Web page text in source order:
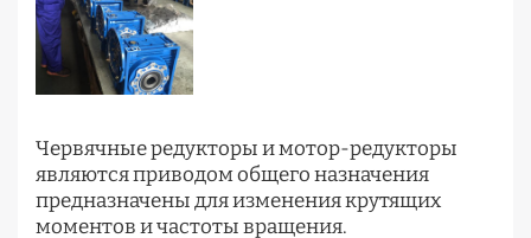
Червячные редукторы и мотор-редукторы
являются приводом общего назначения
предназначены для изменения крутящих
моментов и частоты вращения.